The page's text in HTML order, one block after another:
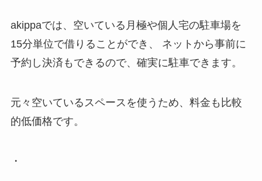
akippaでは、空いている月極や個人宅の駐車場を
15分単位で借りることができ、 ネットから事前に
予約し決済もできるので、確実に駐車できます。
元々空いているスペースを使うため、料金も比較
的低価格です。
・